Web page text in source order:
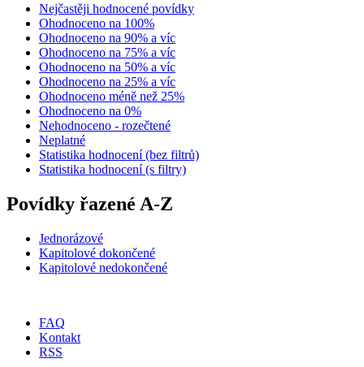
Nejčastěji hodnocené povídky
Ohodnoceno na 100%
Ohodnoceno na 90% a víc
Ohodnoceno na 75% a víc
Ohodnoceno na 50% a víc
Ohodnoceno na 25% a víc
Ohodnoceno méně než 25%
Ohodnoceno na 0%
Nehodnoceno - rozečtené
Neplatné
Statistika hodnocení (bez filtrů)
Statistika hodnocení (s filtry)
Povídky řazené A-Z
Jednorázové
Kapitolové dokončené
Kapitolové nedokončené
FAQ
Kontakt
RSS